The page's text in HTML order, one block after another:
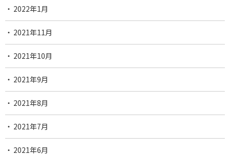
2022年1月
2021年11月
2021年10月
2021年9月
2021年8月
2021年7月
2021年6月